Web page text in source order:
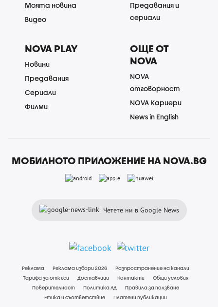
Моята новина
Видео
Предавания и
сериали
NOVA PLAY
Новини
Предавания
Сериали
Филми
ОЩЕ ОТ
NOVA
NOVA
отговорност
NOVA Кариери
News in English
МОБИЛНОТО ПРИЛОЖЕНИЕ НА NOVA.BG
Четете ни в Google News
Реклама Реклама избори 2026
Разпространение на канали
Тарифа за откъси
Доставчици Контакти
Общи условия
Поверителност
Политика ЛД
Правила за ползване
Етика и съответствие
Платени публикации